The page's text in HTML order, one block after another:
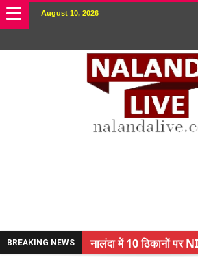
August 10, 2026
BREAKING NEWS
नालंदा में 10 ठिकानों पर